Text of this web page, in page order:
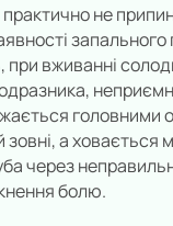
практично не
при вживанні
головними
зовні, а ховається
через
болю.